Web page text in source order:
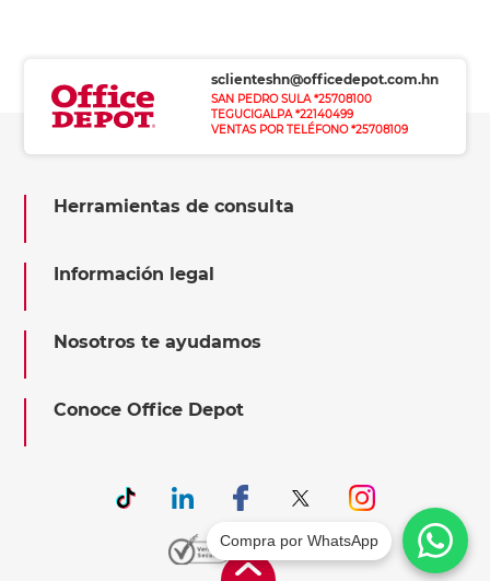
sclienteshn@officedepot.com.hn
SAN PEDRO SULA *25708100
TEGUCIGALPA *22140499
VENTAS POR TELÉFONO *25708109
Herramientas de consulta
Información legal
Nosotros te ayudamos
Conoce Office Depot
Compra por WhatsApp